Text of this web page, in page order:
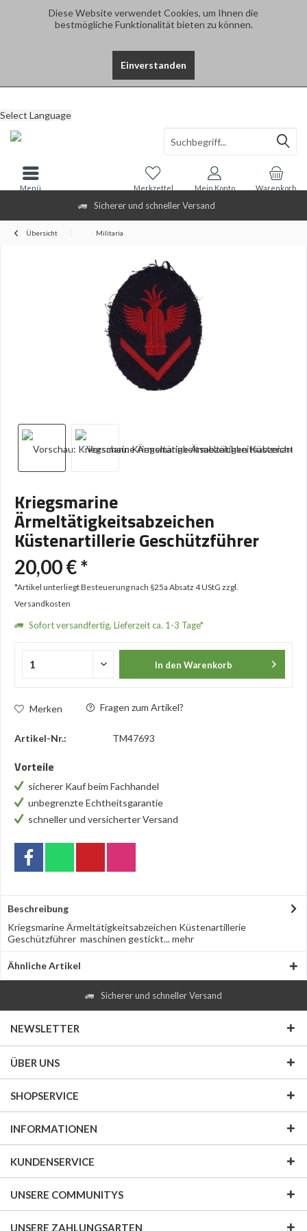
Diese Website verwendet Cookies, um Ihnen die
bestmögliche Funktionalität bieten zu können.
Einverstanden
Sicherer und schneller Versand
Select Language
Warenkorb
Merkzettel Mein Konto
Menü
Übersicht Militaria
Kriegsmarine
Ärmeltätigkeitsabzeichen
Küstenartillerie Geschützführer
20,00 € *
*Artikel unterliegt Besteuerung nach §25a Absatz 4 UStG zzgl.
Versandkosten
Sofort versandfertig, Lieferzeit ca. 1-3 Tage*
In den Warenkorb
Merken Fragen zum Artikel?
Artikel-Nr.: TM47693
Vorteile
sicherer Kauf beim Fachhandel
unbegrenzte Echtheitsgarantie
schneller und versicherter Versand
Beschreibung
Kriegsmarine Ärmeltätigkeitsabzeichen Küstenartillerie
Geschützführer maschinen gestickt...mehr
Ähnliche Artikel
Sicherer und schneller Versand
NEWSLETTER
ÜBER UNS
SHOPSERVICE
INFORMATIONEN
KUNDENSERVICE
UNSERE COMMUNITYS
UNSERE ZAHLUNGSARTEN